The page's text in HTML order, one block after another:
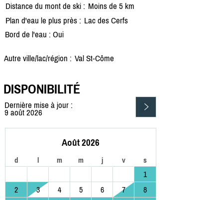
Distance du mont de ski : Moins de 5 km
Plan d'eau le plus près : Lac des Cerfs
Bord de l'eau : Oui
Autre ville/lac/région : Val St-Côme
DISPONIBILITÉ
Dernière mise à jour :
9 août 2026
Août 2026
d l m m j v s
1
2
3 4 5 6 7
8